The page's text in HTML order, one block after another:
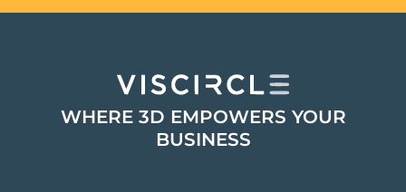
WHERE 3D EMPOWERS YOUR
BUSINESS